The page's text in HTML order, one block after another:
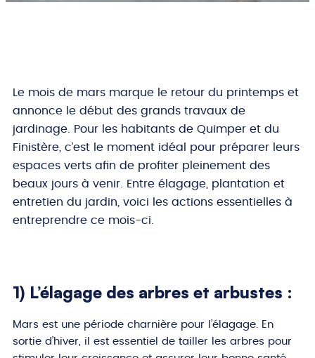
Le mois de mars marque le retour du printemps et
annonce le début des grands travaux de
jardinage. Pour les habitants de Quimper et du
Finistère, c’est le moment idéal pour préparer leurs
espaces verts afin de profiter pleinement des
beaux jours à venir. Entre élagage, plantation et
entretien du jardin, voici les actions essentielles à
entreprendre ce mois-ci.
1) L’élagage des arbres et arbustes :
Mars est une période charnière pour l’élagage. En
sortie d’hiver, il est essentiel de tailler les arbres pour